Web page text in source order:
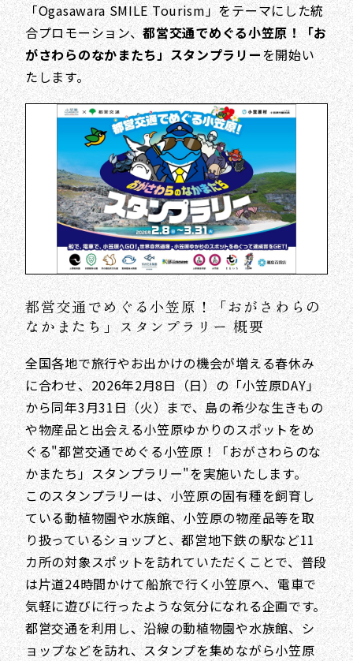
「Ogasawara SMILE Tourism」をテーマにした統
合プロモーション、都営交通でめぐる小笠原！「お
がさわらのなかまたち」スタンプラリーを開始い
たします。
都営交通でめぐる小笠原！「おがさわらの
なかまたち」スタンプラリー 概要
全国各地で旅行やお出かけの機会が増える春休み
に合わせ、2026年2月8日（日）の「小笠原DAY」
から同年3月31日（火）まで、島の希少な生きもの
や物産品と出会える小笠原ゆかりのスポットをめ
ぐる"都営交通でめぐる小笠原！「おがさわらのな
かまたち」スタンプラリー"を実施いたします。
このスタンプラリーは、小笠原の固有種を飼育し
ている動植物園や水族館、小笠原の物産品等を取
り扱っているショップと、都営地下鉄の駅など11
カ所の対象スポットを訪れていただくことで、普段
は片道24時間かけて船旅で行く小笠原へ、電車で
気軽に遊びに行ったような気分になれる企画です。
都営交通を利用し、沿線の動植物園や水族館、シ
ョップなどを訪れ、スタンプを集めながら小笠原